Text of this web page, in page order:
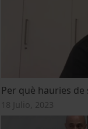
Per què hauries
18 Julio, 2023